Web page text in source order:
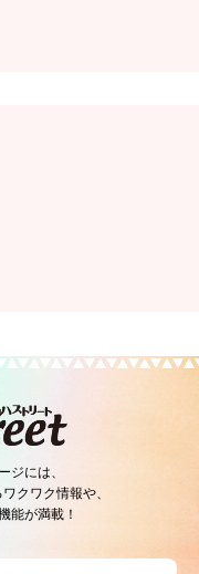
ジには、
クワク情報や、
能が満載！